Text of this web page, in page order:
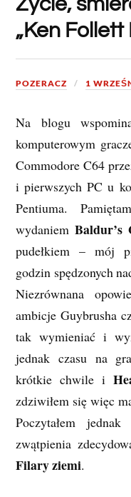
„Ken Follett
POZERACZ 1
Na blogu
komputerowym
Commodore C64
i pierwszych PC u
Pentiuma.
wydaniemBaldur’s
pudełkiem – mój
godzin spędzonych
Niezrównana
ambicje Guybrusha
tak wymieniać i
jednak czasu na
krótkie chwile i
zdziwiłem się więc
Poczytałem
zwątpienia
Filary ziemi.